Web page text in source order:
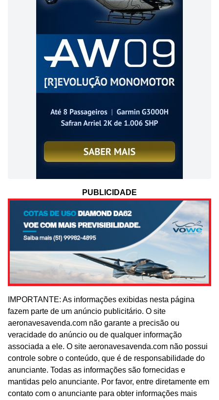
PUBLICIDADE
IMPORTANTE: As informações exibidas nesta página
fazem parte de um anúncio publicitário. O site
aeronavesavenda.com não garante a precisão ou
veracidade do anúncio ou de qualquer informação
associada a ele. O site aeronavesavenda.com não possui
controle sobre o conteúdo, que é de responsabilidade do
anunciante. Todas as informações são fornecidas e
mantidas pelo anunciante. Por favor, entre diretamente em
contato com o anunciante para obter informações mais